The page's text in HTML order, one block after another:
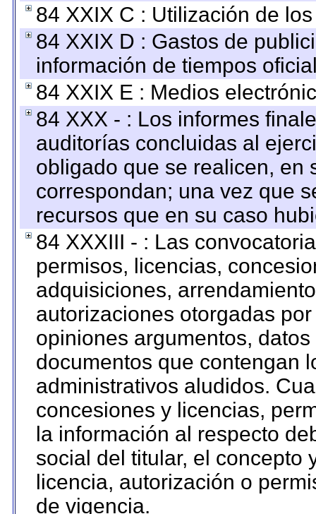
84 XXIX C : Utilización de
84 XXIX D : Gastos de
información de tiempos
84 XXIX E : Medios
84 XXX - : Los informes
auditorías concluidas al
obligado que se realicen, en
correspondan; una vez que
recursos que en su caso
84 XXXIII - : Las
permisos, licencias,
adquisiciones,
autorizaciones otorgadas
opiniones argumentos,
documentos que contengan
administrativos aludidos.
concesiones y licencias,
la información al respecto
social del titular, el concepto
licencia, autorización o
de vigencia.